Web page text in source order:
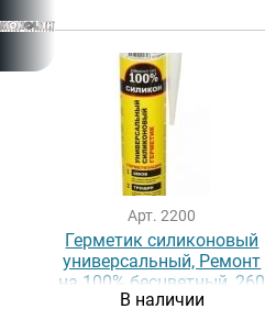
Арт. 2200
Герметик силиконовый
универсальный, Ремонт
на 100% бесцветный, 260
мл
В наличии